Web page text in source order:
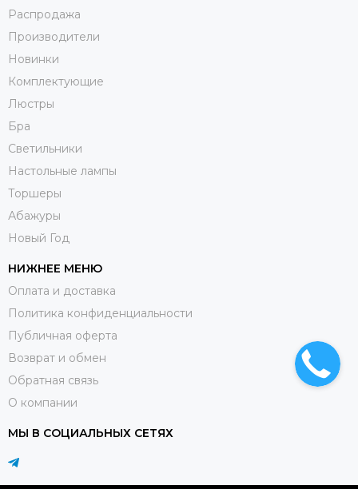
Распродажа
Производители
Новинки
Комплектующие
Люстры
Бра
Светильники
Настольные лампы
Торшеры
Абажуры
Новый Год
НИЖНЕЕ МЕНЮ
Оплата и доставка
Политика конфиденциальности
Публичная оферта
Возврат и обмен
Обратная связь
О компании
МЫ В СОЦИАЛЬНЫХ СЕТЯХ